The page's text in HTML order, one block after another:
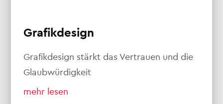
Grafikdesign
Grafikdesign stärkt das Vertrauen und die
Glaubwürdigkeit
mehr lesen